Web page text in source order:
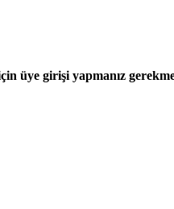
üye girişi yapmanız